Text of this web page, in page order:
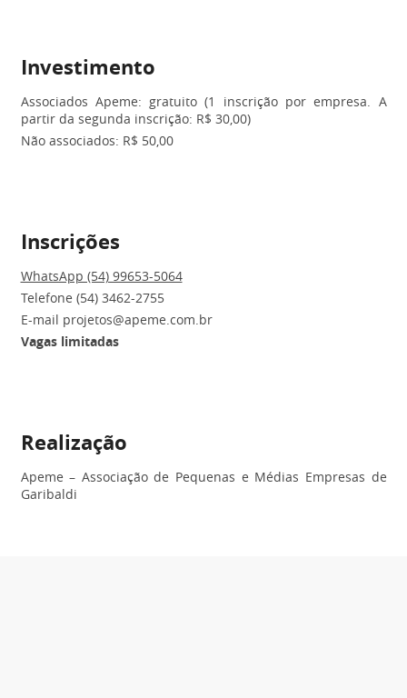
Investimento
Associados Apeme: gratuito (1 inscrição por empresa. A
partir da segunda inscrição: R$ 30,00)
Não associados: R$ 50,00
Inscrições
WhatsApp (54) 99653-5064
Telefone (54) 3462-2755
E-mail projetos@apeme.com.br
Vagas limitadas
Realização
Apeme – Associação de Pequenas e Médias Empresas de
Garibaldi